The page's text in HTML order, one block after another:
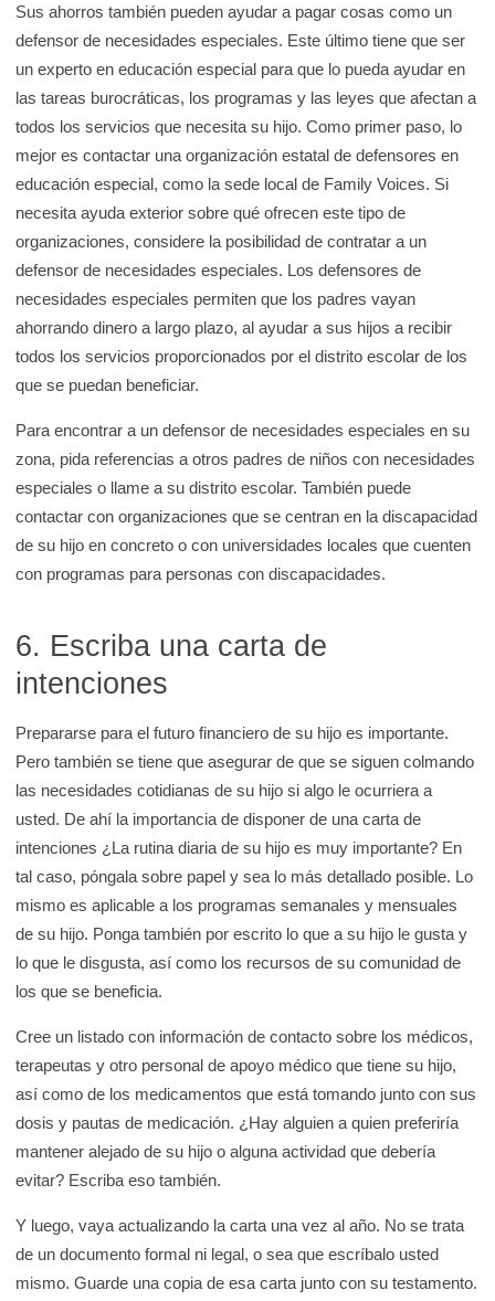
Sus ahorros también pueden ayudar a pagar cosas como un
defensor de necesidades especiales. Este último tiene que ser
un experto en educación especial para que lo pueda ayudar en
las tareas burocráticas, los programas y las leyes que afectan a
todos los servicios que necesita su hijo. Como primer paso, lo
mejor es contactar una organización estatal de defensores en
educación especial, como la sede local de Family Voices. Si
necesita ayuda exterior sobre qué ofrecen este tipo de
organizaciones, considere la posibilidad de contratar a un
defensor de necesidades especiales. Los defensores de
necesidades especiales permiten que los padres vayan
ahorrando dinero a largo plazo, al ayudar a sus hijos a recibir
todos los servicios proporcionados por el distrito escolar de los
que se puedan beneficiar.
Para encontrar a un defensor de necesidades especiales en su
zona, pida referencias a otros padres de niños con necesidades
especiales o llame a su distrito escolar. También puede
contactar con organizaciones que se centran en la discapacidad
de su hijo en concreto o con universidades locales que cuenten
con programas para personas con discapacidades.
6. Escriba una carta de
intenciones
Prepararse para el futuro financiero de su hijo es importante.
Pero también se tiene que asegurar de que se siguen colmando
las necesidades cotidianas de su hijo si algo le ocurriera a
usted. De ahí la importancia de disponer de una carta de
intenciones ¿La rutina diaria de su hijo es muy importante? En
tal caso, póngala sobre papel y sea lo más detallado posible. Lo
mismo es aplicable a los programas semanales y mensuales
de su hijo. Ponga también por escrito lo que a su hijo le gusta y
lo que le disgusta, así como los recursos de su comunidad de
los que se beneficia.
Cree un listado con información de contacto sobre los médicos,
terapeutas y otro personal de apoyo médico que tiene su hijo,
así como de los medicamentos que está tomando junto con sus
dosis y pautas de medicación. ¿Hay alguien a quien preferiría
mantener alejado de su hijo o alguna actividad que debería
evitar? Escriba eso también.
Y luego, vaya actualizando la carta una vez al año. No se trata
de un documento formal ni legal, o sea que escríbalo usted
mismo. Guarde una copia de esa carta junto con su testamento.